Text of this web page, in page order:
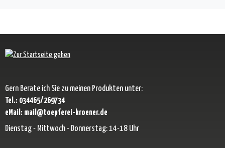
Gern Berate ich Sie zu meinen Produkten unter:
Tel.: 034465/269734
eMail: mail@toepferei-kroener.de
Dienstag - Mittwoch - Donnerstag: 14-18 Uhr